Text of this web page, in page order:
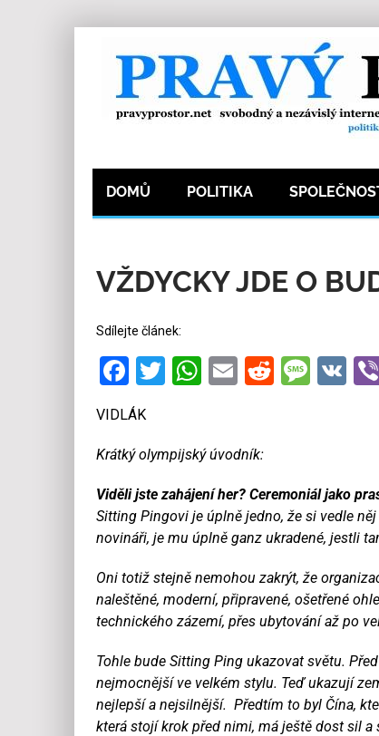
DOMŮ POLITIKA
VŽDYCKY JDE O
Sdílejte článek:
Facebook
Twitter
WhatsApp
EmailReddit
VIDLÁK
Krátký olympijský úvodník:
Viděli jste zahájení her? Ceremoniál jako
Sitting Pingovi je úplně jedno, že si vedle
novináři, je mu úplně ganz ukradené, jestli
Oni totiž stejně nemohou zakrýt, že
naleštěné, moderní, připravené, ošetřené
technického zázemí, přes ubytování až po
Tohle bude Sitting Ping ukazovat světu.
nejmocnější ve velkém stylu. Teď ukazují
nejlepší a nejsilnější. Předtím to byl Čína,
která stojí krok před nimi, má ještě dost sil